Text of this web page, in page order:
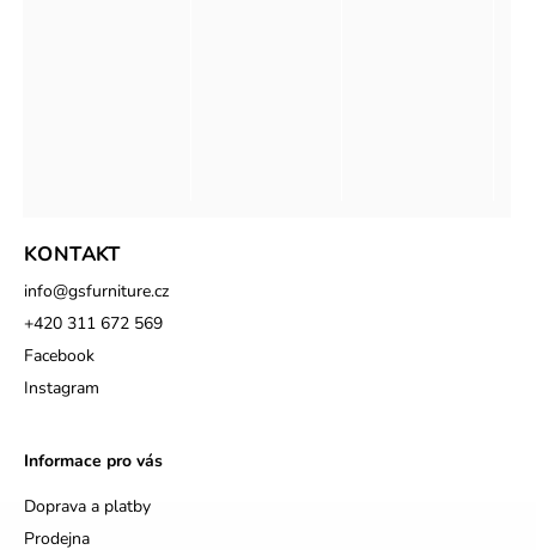
KONTAKT
info@gsfurniture.cz
+420 311 672 569
Facebook
Instagram
Informace pro vás
Doprava a platby
Prodejna